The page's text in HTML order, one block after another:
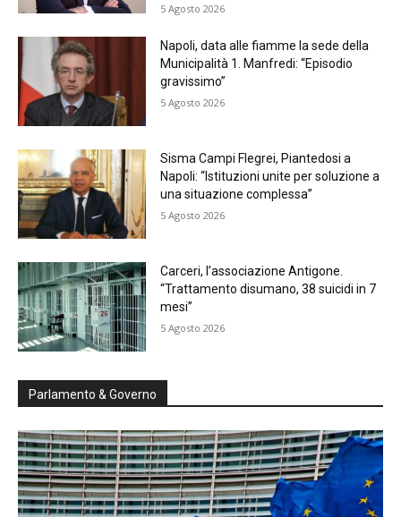
5 Agosto 2026
Napoli, data alle fiamme la sede della
Municipalità 1. Manfredi: “Episodio
gravissimo”
5 Agosto 2026
Sisma Campi Flegrei, Piantedosi a
Napoli: “Istituzioni unite per soluzione a
una situazione complessa”
5 Agosto 2026
Carceri, l’associazione Antigone.
“Trattamento disumano, 38 suicidi in 7
mesi”
5 Agosto 2026
Parlamento & Governo